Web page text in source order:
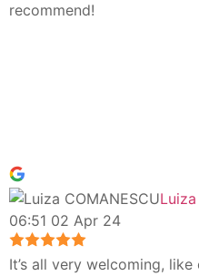
recommend!
06:51 02 Apr 24
It’s all very welcoming,